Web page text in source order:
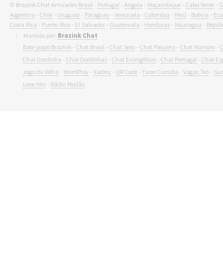
© Brazink Chat Amizades Brasil - Portugal - Angola - Moçambique - Cabo Verde -
Argentina - Chile - Uruguay - Paraguay - Venezuela - Colombia - Perú - Bolivia -
Costa Rica - Puerto Rico - El Salvador - Guatemala - Honduras - Nicaragua -
Mantido por: Brazink Chat
Bate-papo Brazink - Chat Brasil - Chat Sexo- Chat Paquera - Chat Namoro-
Chat Gordinha - Chat Gordinhas- Chat Evangélicos- Chat Portugal - Chat
Jogo da Velha - WordPlay - Xadrez- QR Code- Fazer Comida - Vagas Teó-
Love Hits- Rádio Modão